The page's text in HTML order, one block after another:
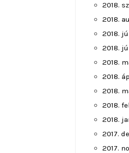
2018.
2018.
2018.
2018.
2018.
2018.
2018.
2018.
2018.
2017.
2017.